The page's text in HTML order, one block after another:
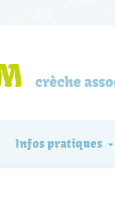
Infos pratiques